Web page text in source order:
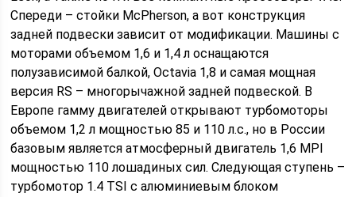
Спереди – стойки McPherson, а вот конструкция
задней подвески зависит от модификации. Машины с
моторами объемом 1,6 и 1,4 л оснащаются
полузависимой балкой, Octavia 1,8 и самая мощная
версия RS – многорычажной задней подвеской. В
Европе гамму двигателей открывают турбомоторы
объемом 1,2 л мощностью 85 и 110 л.с., но в России
базовым является атмосферный двигатель 1,6 MPI
мощностью 110 лошадиных сил. Следующая ступень –
турбомотор 1.4 TSI с алюминиевым блоком